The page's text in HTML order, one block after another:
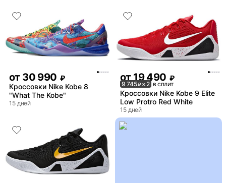
от 30 990 ₽
Кроссовки Nike Kobe 8
"What The Kobe"
15 дней
от 19 490 ₽
9 745₽× 2 в сплит
Кроссовки Nike Kobe 9 Elite
Low Protro Red White
15 дней